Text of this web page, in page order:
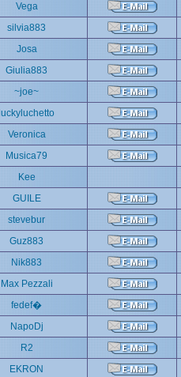
Vega
silvia883
Josa
Giulia883
~joe~
luckyluchetto
Veronica
Musica79
Kee
GUILE
stevebur
Guz883
Nik883
Max Pezzali
fedef�
NapoDj
R2
EKRON